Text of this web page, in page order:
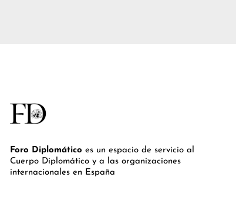
Foro Diplomático es un espacio de servicio al
Cuerpo Diplomático y a las organizaciones
internacionales en España